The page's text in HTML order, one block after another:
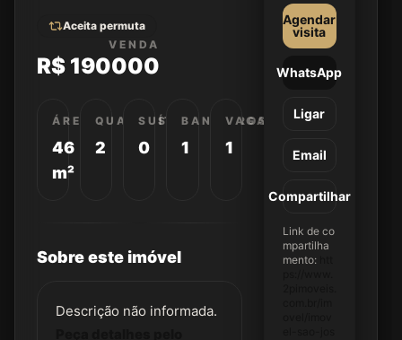
Aceita permuta
VENDA
R$ 190000
ÁREA
46
m²
QUARTOS
2
SUÍTES
0
BANHEIROS
1
VAGAS
1
Sobre este imóvel
Descrição não informada.
Agendar
visita
WhatsApp
Ligar
Email
Compartilhar
Link de co
mpartilha
mento: